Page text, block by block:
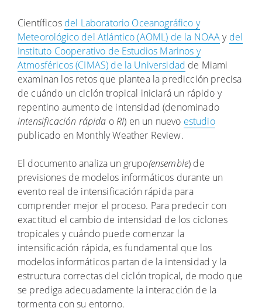
Científicos del Laboratorio Oceanográfico y
Meteorológico del Atlántico (AOML) de la NOAAy del
Instituto Cooperativo de Estudios Marinos y
Atmosféricos (CIMAS) de la Universidad de Miami
examinan los retos que plantea la predicción precisa
de cuándo un ciclón tropical iniciará un rápido y
repentino aumento de intensidad (denominado
intensificación rápida oRI) en un nuevo estudio
publicado en Monthly Weather Review.
El documento analiza un grupo(ensemble) de
previsiones de modelos informáticos durante un
evento real de intensificación rápida para
comprender mejor el proceso. Para predecir con
exactitud el cambio de intensidad de los ciclones
tropicales y cuándo puede comenzar la
intensificación rápida, es fundamental que los
modelos informáticos partan de la intensidad y la
estructura correctas del ciclón tropical, de modo que
se prediga adecuadamente la interacción de la
tormenta con su entorno.